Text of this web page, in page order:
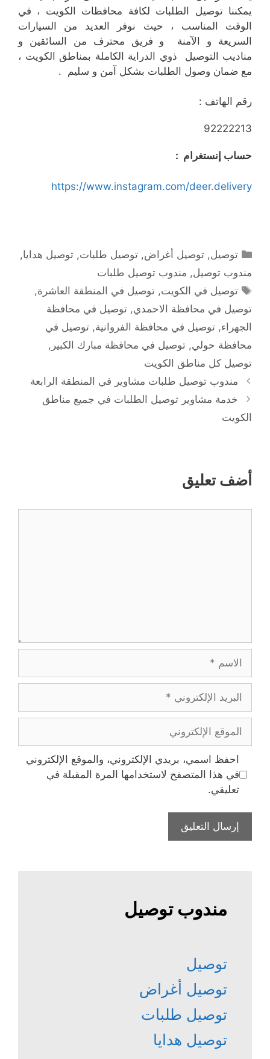
يمكننا توصيل الطلبات لكافة محافظات الكويت ، في
الوقت المناسب ، حيث نوفر العديد من السيارات
السريعة و الآمنة و فريق محترف من السائقين و
مناديب التوصيل ذوي الدراية الكاملة بمناطق الكويت ،
مع ضمان وصول الطلبات بشكل آمن و سليم .
رقم الهاتف :
92222213
حساب إنستغرام :
https://www.instagram.com/deer.delivery
التصنيفات
توصيل,توصيل أغراض,توصيل طلبات,توصيل هدايا,
مندوب توصيل, مندوب توصيل طلبات
الوسوم
توصيل في الكويت,توصيل في المنطقة العاشرة,
توصيل في محافظة الاحمدي, توصيل في محافظة
الجهراء, توصيل في محافظة الفروانية, توصيل في
محافظة حولي, توصيل في محافظة مبارك الكبير ,
توصيل كل مناطق الكويت
مندوب توصيل طلبات مشاوير في المنطقة الرابعة
خدمة مشاوير توصيل الطلبات في جميع مناطق
الكويت
أضف تعليق
الإلكتروني
الإلكتروني
احفظ اسمي، بريدي الإلكتروني، والموقع الإلكتروني
في هذا المتصفح لاستخدامها المرة المقبلة في
تعليقي.
مندوب توصيل
توصيل
توصيل أغراض
توصيل طلبات
توصيل هدايا